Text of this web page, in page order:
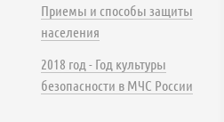
Приемы и способы защиты
населения
2018 год - Год культуры
безопасности в МЧС России